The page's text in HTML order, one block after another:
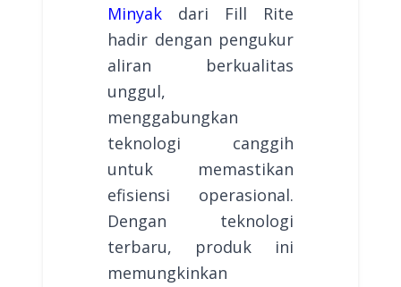
Minyak dari Fill Rite
hadir dengan pengukur
aliran berkualitas
unggul,
menggabungkan
teknologi canggih
untuk memastikan
efisiensi operasional.
Dengan teknologi
terbaru, produk ini
memungkinkan